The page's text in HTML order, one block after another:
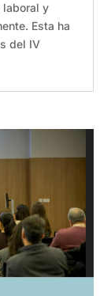
laboral y
Esta ha
del IV